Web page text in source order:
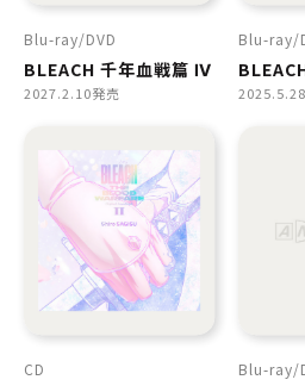
Blu-ray DVD
BLEACH 千年血戦篇 Ⅳ
2027.2.10発売
Blu-ray
CD Blu-ray